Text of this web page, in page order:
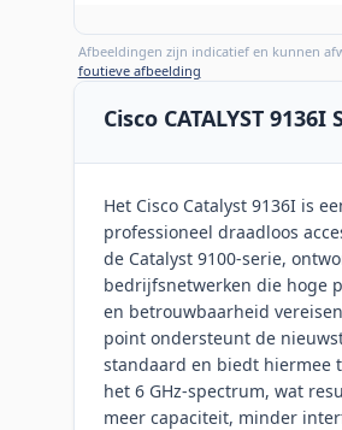
Afbeeldingen zijn indicatief en kunnen
foutieve afbeelding
Cisco CATALYST 9136I
Het Cisco Catalyst 9136I is
professioneel draadloos
de Catalyst 9100-serie,
bedrijfsnetwerken die hoge
en betrouwbaarheid
point ondersteunt de
standaard en biedt hiermee
het 6 GHz-spectrum, wat
meer capaciteit, minder